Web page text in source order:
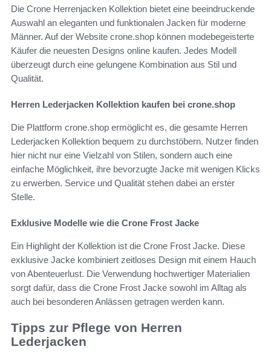
Die Crone Herrenjacken Kollektion bietet eine beeindruckende
Auswahl an eleganten und funktionalen Jacken für moderne
Männer. Auf der Website crone.shop können modebegeisterte
Käufer die neuesten Designs online kaufen. Jedes Modell
überzeugt durch eine gelungene Kombination aus Stil und
Qualität.
Herren Lederjacken Kollektion kaufen bei crone.shop
Die Plattform crone.shop ermöglicht es, die gesamte Herren
Lederjacken Kollektion bequem zu durchstöbern. Nutzer finden
hier nicht nur eine Vielzahl von Stilen, sondern auch eine
einfache Möglichkeit, ihre bevorzugte Jacke mit wenigen Klicks
zu erwerben. Service und Qualität stehen dabei an erster
Stelle.
Exklusive Modelle wie die Crone Frost Jacke
Ein Highlight der Kollektion ist die Crone Frost Jacke. Diese
exklusive Jacke kombiniert zeitloses Design mit einem Hauch
von Abenteuerlust. Die Verwendung hochwertiger Materialien
sorgt dafür, dass die Crone Frost Jacke sowohl im Alltag als
auch bei besonderen Anlässen getragen werden kann.
Tipps zur Pflege von Herren
Lederjacken